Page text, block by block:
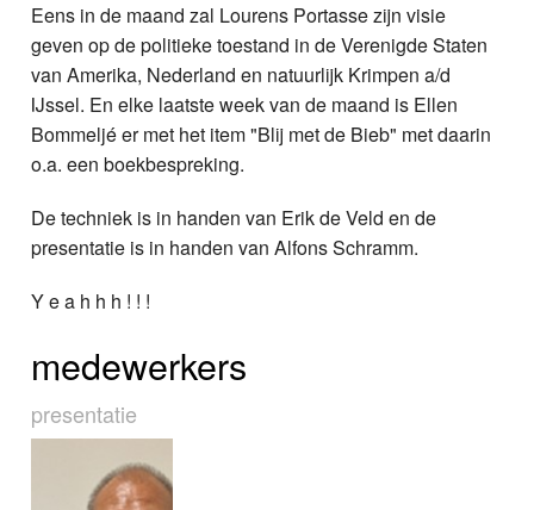
Eens in de maand zal Lourens Portasse zijn visie
geven op de politieke toestand in de Verenigde Staten
van Amerika, Nederland en natuurlijk Krimpen a/d
IJssel. En elke laatste week van de maand is Ellen
Bommeljé er met het item "Blij met de Bieb" met daarin
o.a. een boekbespreking.
De techniek is in handen van Erik de Veld en de
presentatie is in handen van Alfons Schramm.
Y e a h h h ! ! !
medewerkers
presentatie